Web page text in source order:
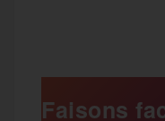
Faisons